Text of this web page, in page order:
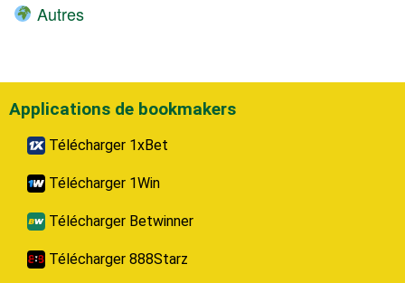
Autres
Applications de bookmakers
Télécharger 1xBet
Télécharger 1Win
Télécharger Betwinner
Télécharger 888Starz